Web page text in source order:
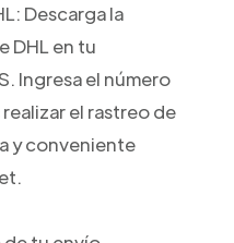
Descarga la
DHL en tu
Ingresa el número
el rastreo de
y conveniente